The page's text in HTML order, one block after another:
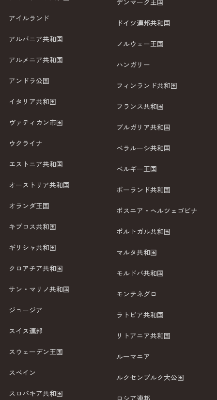
アイルランド
アルバニア共和国
アルメニア共和国
アンドラ公国
イタリア共和国
ヴァティカン市国
ウクライナ
エストニア共和国
オーストリア共和国
オランダ王国
キプロス共和国
ギリシャ共和国
クロアチア共和国
サン・マリノ共和国
ジョージア
スイス連邦
スウェーデン王国
スペイン
スロバキア共和国
ドイツ連邦共和国
ノルウェー王国
ハンガリー
フィンランド共和国
フランス共和国
ブルガリア共和国
ベラルーシ共和国
ベルギー王国
ポーランド共和国
ボスニア・ヘルツェゴビナ
ポルトガル共和国
マルタ共和国
モルドバ共和国
モンテネグロ
ラトビア共和国
リトアニア共和国
ルーマニア
ルクセンブルク大公国
ロシア連邦